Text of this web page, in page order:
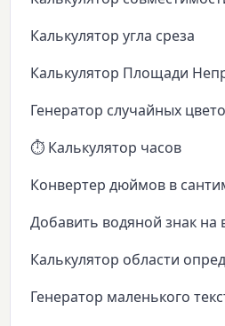
Калькулятор угла среза
Калькулятор Площади
Генератор случайных
⏱️ Калькулятор часов
Конвертер дюймов в
Добавить водяной знак на
Калькулятор области
Генератор маленького текста